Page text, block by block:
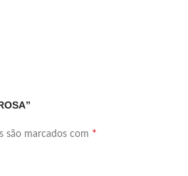
são marcados com *